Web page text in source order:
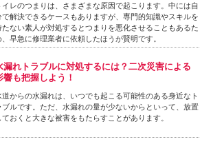
イレのつまりは、さまざまな原因で起こります。中には自
で解決できるケースもありますが、専門的知識やスキルを
たない素人が対処するとつまりを悪化させることもあるた
、早急に修理業者に依頼したほうが賢明です。
漏れトラブルに対処するには？二次災害による
響も把握しよう！
道からの水漏れは、いつでも起こる可能性のある身近なト
ブルです。ただ、水漏れの量が少ないからといって、放置
ておくと大きな被害をもたらすことがあります。